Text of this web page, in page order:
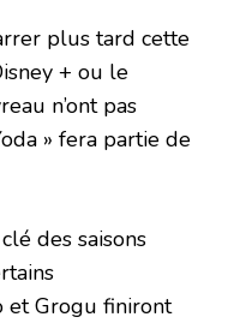
plus tard cette
+ ou le
n’ont pas
» fera partie de
des saisons
et Grogu finiront